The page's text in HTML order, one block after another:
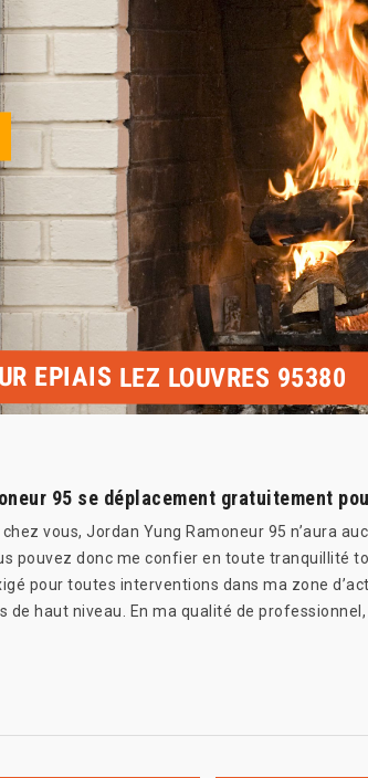
EPIAIS LEZ LOUVRES 95380
95 se déplacement gratuitement
vous, Jordan Yung Ramoneur 95 n’aura
pouvez donc me confier en toute tranquillité
pour toutes interventions dans ma zone
haut niveau. En ma qualité de